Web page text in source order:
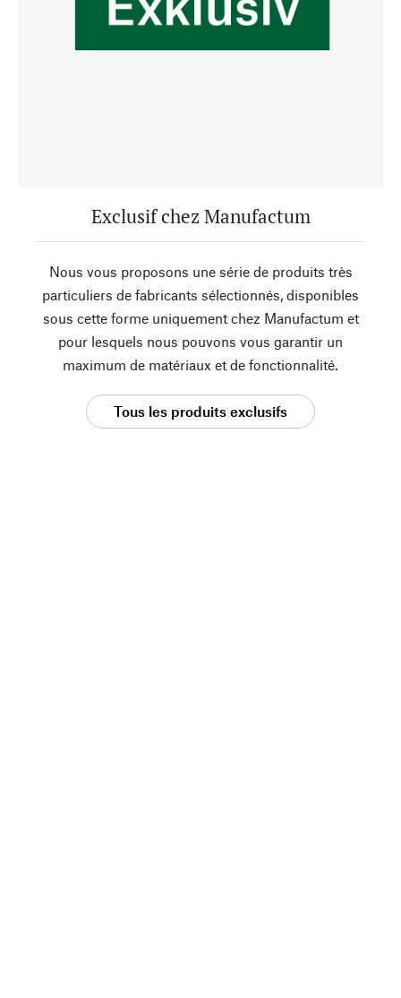
Exclusif chez Manufactum
Nous vous proposons une série de produits très
particuliers de fabricants sélectionnés, disponibles
sous cette forme uniquement chez Manufactum et
pour lesquels nous pouvons vous garantir un
maximum de matériaux et de fonctionnalité.
Tous les produits exclusifs